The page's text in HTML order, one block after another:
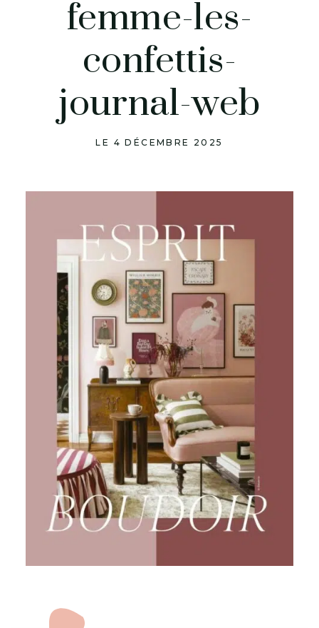
femme-les-
confettis-
journal-web
LE 4 DÉCEMBRE 2025